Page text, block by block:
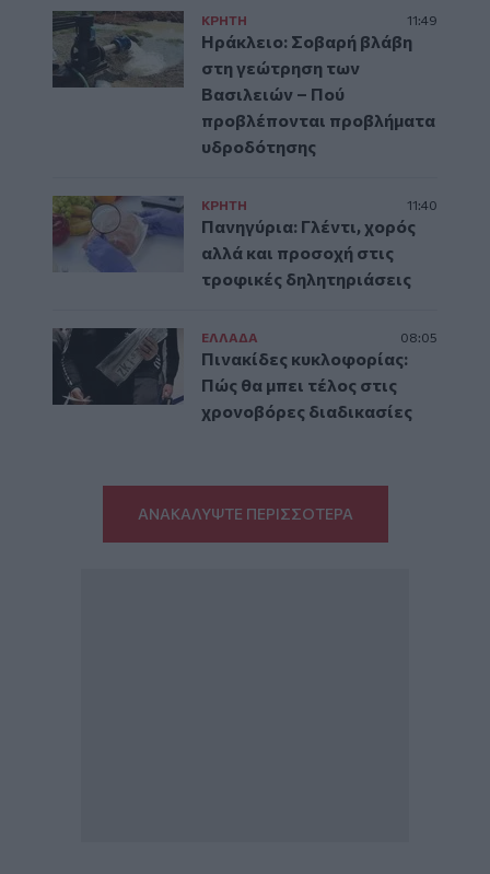
ΚΡΗΤΗ 11:49
Ηράκλειο: Σοβαρή βλάβη
στη γεώτρηση των
Βασιλειών – Πού
προβλέπονται προβλήματα
υδροδότησης
ΚΡΗΤΗ 11:40
Πανηγύρια: Γλέντι, χορός
αλλά και προσοχή στις
τροφικές δηλητηριάσεις
ΕΛΛAΔΑ 08:05
Πινακίδες κυκλοφορίας:
Πώς θα μπει τέλος στις
χρονοβόρες διαδικασίες
ΑΝΑΚΑΛΥΨΤΕ ΠΕΡΙΣΣΟΤΕΡΑ